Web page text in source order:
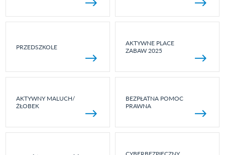
PRZEDSZKOLE
AKTYWNE PLACE
ZABAW 2025
AKTYWNY MALUCH/
ŻŁOBEK
BEZPŁATNA POMOC
PRAWNA